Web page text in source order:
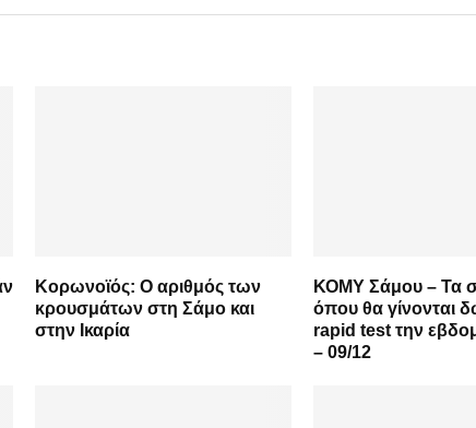
Κορωνοϊός: Ο αριθμός των
κρουσμάτων στη Σάμο και
στην Ικαρία
ΚΟΜΥ Σάμου – Τα
όπου θα γίνονται
rapid test την
– 09/12